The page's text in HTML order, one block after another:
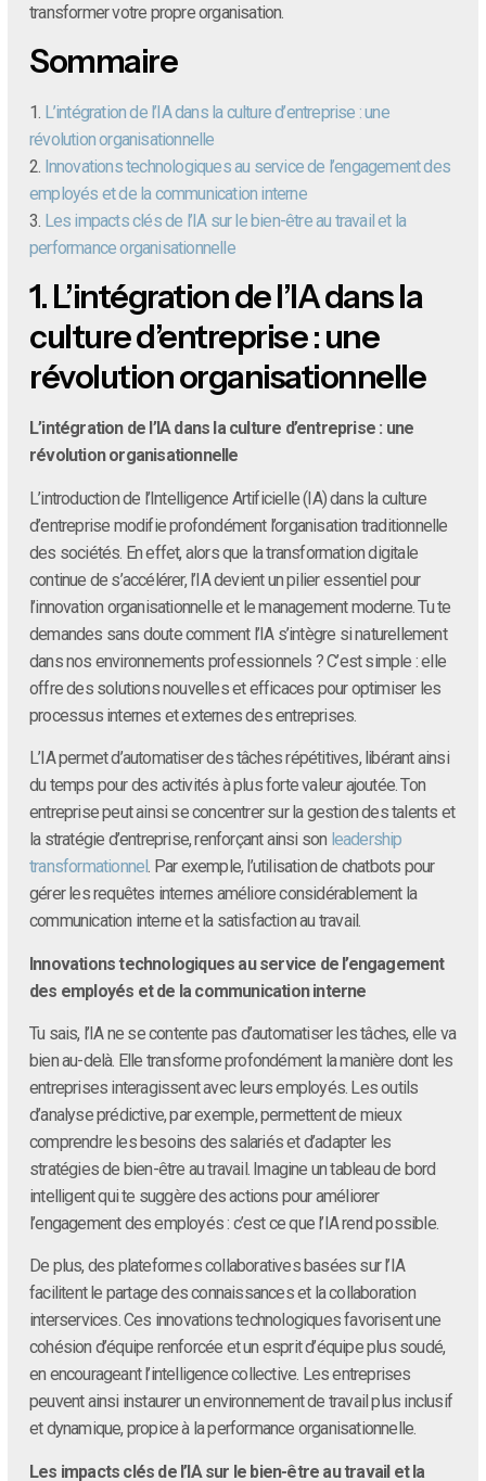
transformer votre propre organisation.
Sommaire
1. L’intégration de l’IA dans la culture d’entreprise : une
révolution organisationnelle
2. Innovations technologiques au service de l’engagement des
employés et de la communication interne
3. Les impacts clés de l’IA sur le bien-être au travail et la
performance organisationnelle
1.L’intégration de l’IA dans la
culture d’entreprise : une
révolution organisationnelle
L’intégration de l’IA dans la culture d’entreprise : une
révolution organisationnelle
L’introduction de l’Intelligence Artificielle (IA) dans la culture
d’entreprise modifie profondément l’organisation traditionnelle
des sociétés. En effet, alors que la transformation digitale
continue de s’accélérer, l’IA devient un pilier essentiel pour
l’innovation organisationnelle et le management moderne. Tu te
demandes sans doute comment l’IA s’intègre si naturellement
dans nos environnements professionnels ? C’est simple : elle
offre des solutions nouvelles et efficaces pour optimiser les
processus internes et externes des entreprises.
L’IA permet d’automatiser des tâches répétitives, libérant ainsi
du temps pour des activités à plus forte valeur ajoutée. Ton
entreprise peut ainsi se concentrer sur la gestion des talents et
la stratégie d’entreprise, renforçant ainsi son leadership
transformationnel. Par exemple, l’utilisation de chatbots pour
gérer les requêtes internes améliore considérablement la
communication interne et la satisfaction au travail.
Innovations technologiques au service de l’engagement
des employés et de la communication interne
Tu sais, l’IA ne se contente pas d’automatiser les tâches, elle va
bien au-delà. Elle transforme profondément la manière dont les
entreprises interagissent avec leurs employés. Les outils
d’analyse prédictive, par exemple, permettent de mieux
comprendre les besoins des salariés et d’adapter les
stratégies de bien-être au travail. Imagine un tableau de bord
intelligent qui te suggère des actions pour améliorer
l’engagement des employés : c’est ce que l’IA rend possible.
De plus, des plateformes collaboratives basées sur l’IA
facilitent le partage des connaissances et la collaboration
interservices. Ces innovations technologiques favorisent une
cohésion d’équipe renforcée et un esprit d’équipe plus soudé,
en encourageant l’intelligence collective. Les entreprises
peuvent ainsi instaurer un environnement de travail plus inclusif
et dynamique, propice à la performance organisationnelle.
Les impacts clés de l’IA sur le bien-être au travail et la